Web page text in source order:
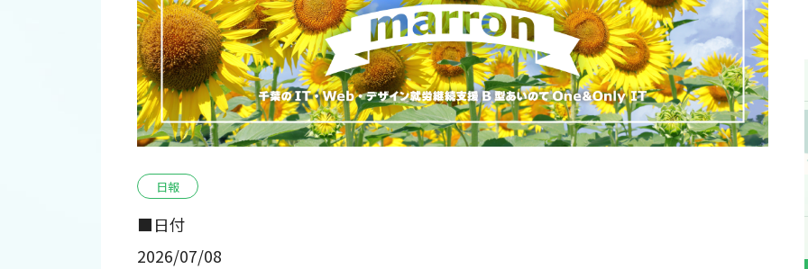
日報
■日付
2026/07/08